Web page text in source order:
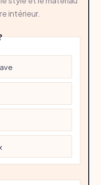
intérieur.